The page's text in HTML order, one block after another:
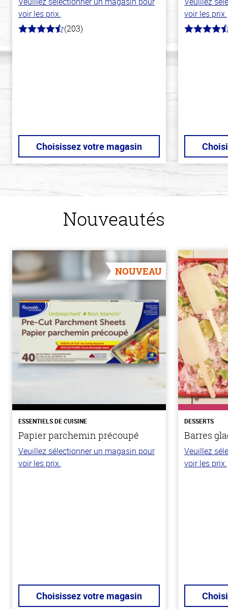
voir les prix.
4.3
(203)
Choisissez votre magasin
voir les prix.
4.3
Nouveautés
NOUVEAU
ESSENTIELS DE CUISINE
Papier parchemin précoupé
Veuillez sélectionner un magasin pour
voir les prix.
Choisissez votre magasin
DESSERTS
Barres
Veuillez
voir les prix.